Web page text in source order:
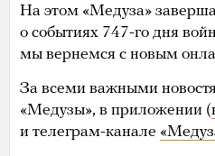
На этом «Медуза»
о событиях 747-го дня
мы вернемся с новым
За всеми важными
«Медузы», в приложении (
и телеграм-канале